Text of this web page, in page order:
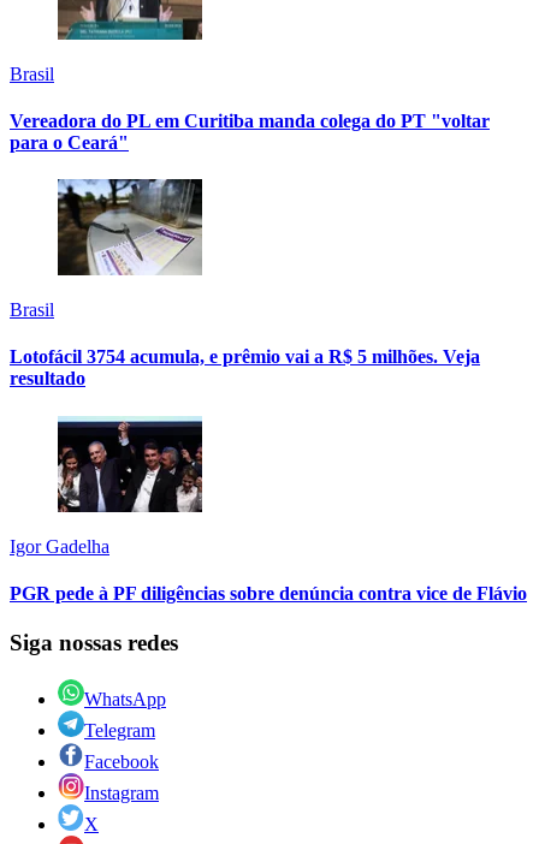
Brasil
Vereadora do PL em Curitiba manda colega do PT "voltar
para o Ceará"
Brasil
Lotofácil 3754 acumula, e prêmio vai a R$ 5 milhões. Veja
resultado
Igor Gadelha
PGR pede à PF diligências sobre denúncia contra vice de Flávio
Siga nossas redes
WhatsApp
Telegram
Facebook
Instagram
X